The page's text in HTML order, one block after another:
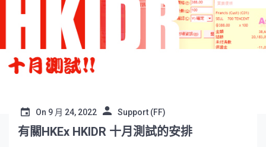
On 9 月 24, 2022 Support (FF)
有關HKEx HKIDR 十月測試的安排